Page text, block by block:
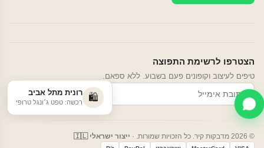
הצטרפו לרשימת התפוצה
טיפים לעיצוב וקופונים פעם בשבוע. ללא ספאם.
הרשמה
© 2026 מדבקות קיר. כל הזכויות שמורות. · ייצור ישראלי 🇮🇱
🛍️ רונית מתל אביב
רכשה: טפט ג׳ונגל טרופי